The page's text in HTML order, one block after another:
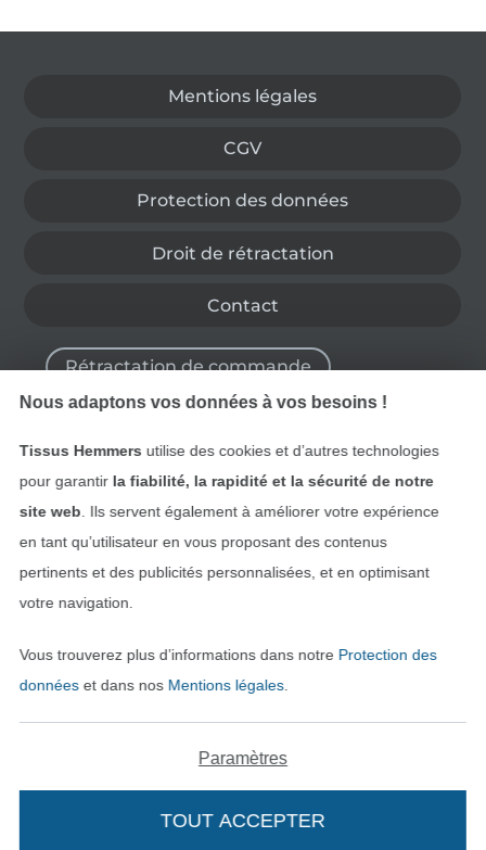
Ajouter à mon panier
Mentions légales
CGV
Protection des données
Droit de rétractation
Contact
Rétractation de commande
Deutsch
Nederlands
Passer à la boutique
Nous adaptons vos données à vos besoins !
Tissus Hemmers utilise des cookies et d’autres technologies
pour garantir la fiabilité, la rapidité et la sécurité de notre
site web . Ils servent également à améliorer votre expérience
en tant qu’utilisateur en vous proposant des contenus
pertinents et des publicités personnalisées, et en optimisant
votre navigation.
Vous trouverez plus d’informations dans notre Protection des
donnéeset dans nos Mentions légales.
Paramètres
TOUT ACCEPTER